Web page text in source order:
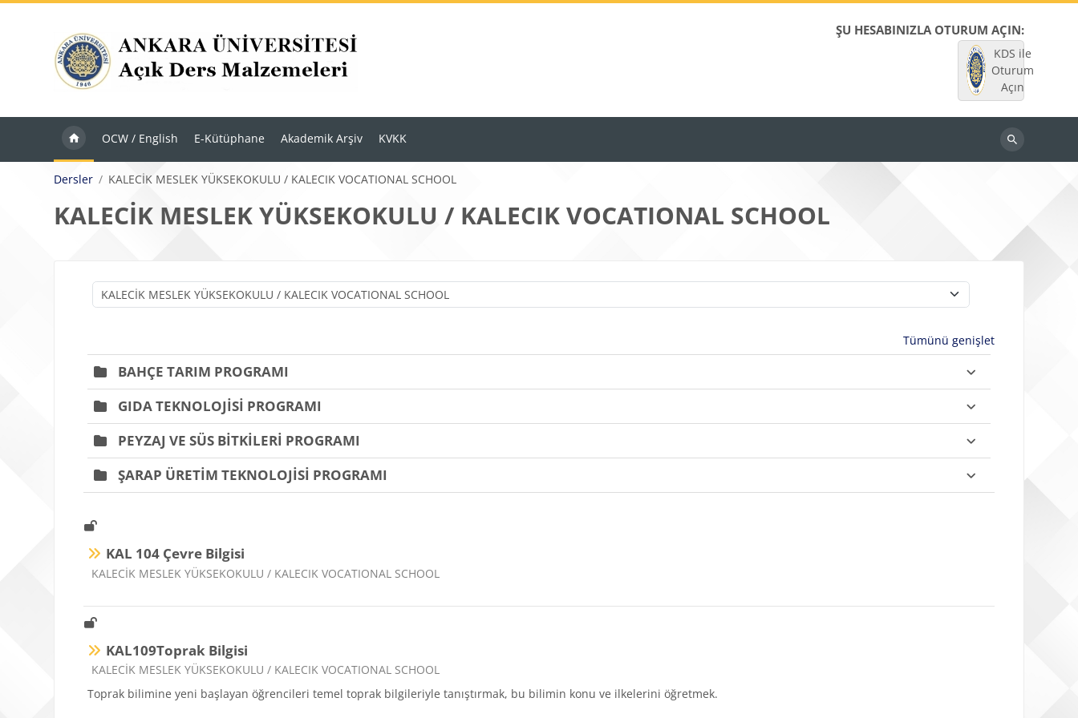
ŞU HESABINIZLA OTURUM AÇIN:
KDS ile
Oturum
Açın
OCW / English E-Kütüphane Akademik Arşiv KVKK
Dersleri
Dersler KALECİK MESLEK YÜKSEKOKULU / KALECIK VOCATIONAL SCHOOL
KALECİK MESLEK YÜKSEKOKULU / KALECIK VOCATIONAL SCHOOL
Tümünü genişlet
BAHÇE TARIM PROGRAMI
GIDA TEKNOLOJİSİ PROGRAMI
PEYZAJ VE SÜS BİTKİLERİ PROGRAMI
ŞARAP ÜRETİM TEKNOLOJİSİ PROGRAMI
KAL 104 Çevre Bilgisi
Ders kategorisi
KALECİK MESLEK YÜKSEKOKULU / KALECIK VOCATIONAL SCHOOL
KAL109Toprak Bilgisi
Ders kategorisi
KALECİK MESLEK YÜKSEKOKULU / KALECIK VOCATIONAL SCHOOL
Toprak bilimine yeni başlayan öğrencileri temel toprak bilgileriyle tanıştırmak, bu bilimin konu ve ilkelerini öğretmek.